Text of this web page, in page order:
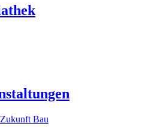
Bau